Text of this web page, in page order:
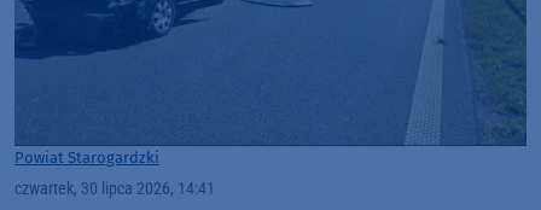
Powiat Starogardzki
czwartek, 30 lipca 2026, 14:41